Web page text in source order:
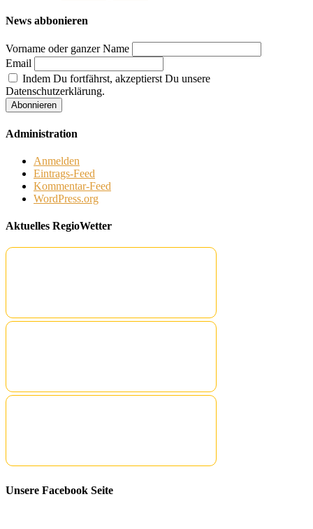
News abbonieren
Vorname oder ganzer Name
Email
Indem Du fortfährst, akzeptierst Du unsere
Datenschutzerklärung.
Administration
Anmelden
Eintrags-Feed
Kommentar-Feed
WordPress.org
Aktuelles RegioWetter
Unsere Facebook Seite